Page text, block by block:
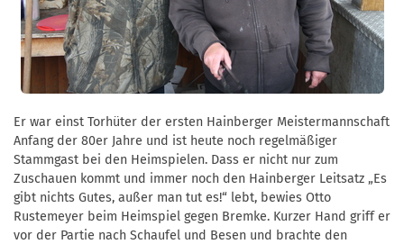
Er war einst Torhüter der ersten Hainberger Meistermannschaft
Anfang der 80er Jahre und ist heute noch regelmäßiger
Stammgast bei den Heimspielen. Dass er nicht nur zum
Zuschauen kommt und immer noch den Hainberger Leitsatz „Es
gibt nichts Gutes, außer man tut es!“ lebt, bewies Otto
Rustemeyer beim Heimspiel gegen Bremke. Kurzer Hand griff er
vor der Partie nach Schaufel und Besen und brachte den